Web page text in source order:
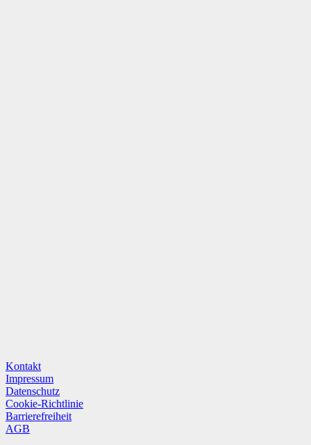
Kontakt
Impressum
Datenschutz
Cookie-Richtlinie
Barrierefreiheit
AGB